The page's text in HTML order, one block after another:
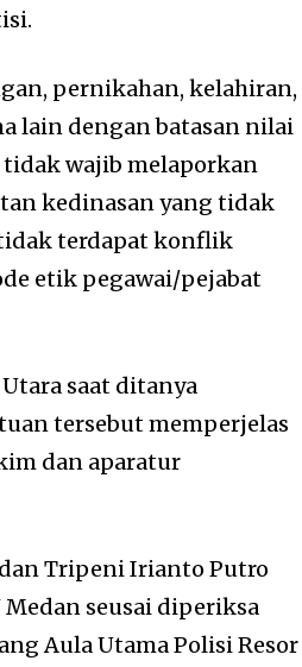
pernikahan, kelahiran,
lain dengan batasan nilai
wajib melaporkan
kedinasan yang tidak
terdapat konflik
etik pegawai/pejabat
saat ditanya
tersebut memperjelas
dan aparatur
Tripeni Irianto Putro
seusai diperiksa
Aula Utama Polisi Resor